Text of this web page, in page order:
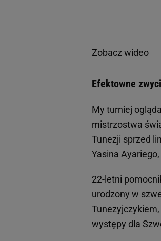
Zobacz wideo
Efektowne
My turniej
mistrzostwa
Tunezji sprzed
Yasina
22-letni
urodzony w
występy dla